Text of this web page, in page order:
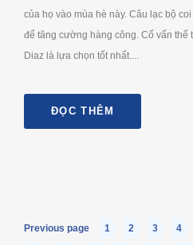
của họ vào mùa hè này. Câu lạc bộ
để tăng cường hàng công. Cố vấn thể
Diaz là lựa chọn tốt nhất....
ĐỌC THÊM
Previous page 1 2 3 4